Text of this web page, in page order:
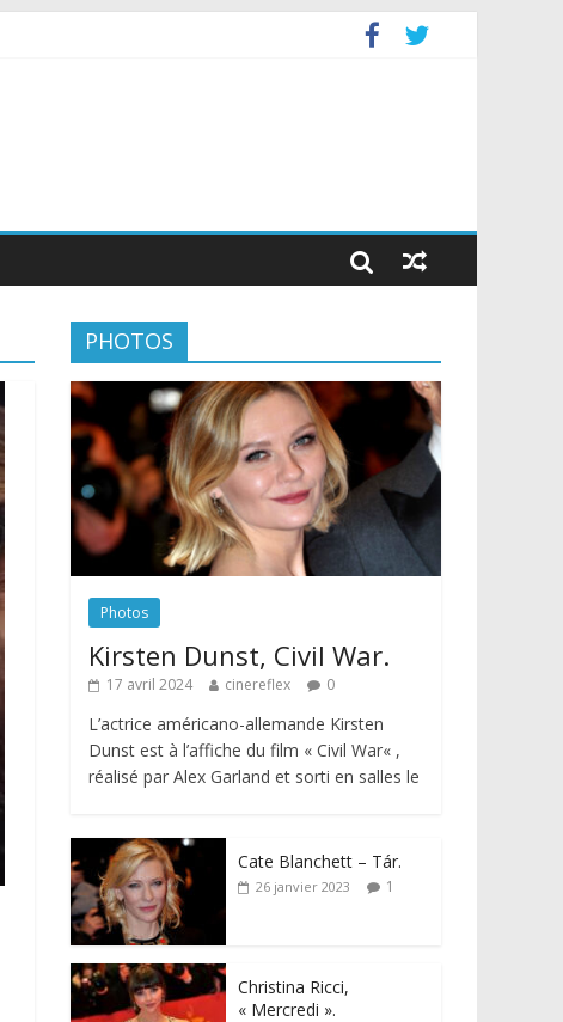
PHOTOS
Photos
Kirsten Dunst, Civil War.
17 avril 2024 cinereflex 0
L’actrice américano-allemande Kirsten
Dunst est à l’affiche du film « Civil War« ,
réalisé par Alex Garland et sorti en salles le
Cate Blanchett – Tár.
26 janvier 2023 1
Christina Ricci,
« Mercredi ».